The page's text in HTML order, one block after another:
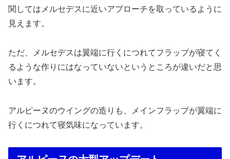
関してはメルセデスに近いアプローチを取っているように
見えます。
ただ、メルセデスは翼端に行くにつれてフラップが寝てく
るような作りにはなっていないというところが違いだと思
います。
アルピーヌのウイングの造りも、メインフラップが翼端に
行くにつれて寝気味になっています。